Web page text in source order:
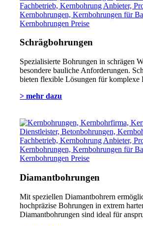
Schrägbohrungen
Spezialisierte Bohrungen in schrägen
besondere bauliche Anforderungen.
bieten flexible Lösungen für komplexe
> mehr dazu
Diamantbohrungen
Mit speziellen Diamantbohrern
hochpräzise Bohrungen in extrem
Diamantbohrungen sind ideal für